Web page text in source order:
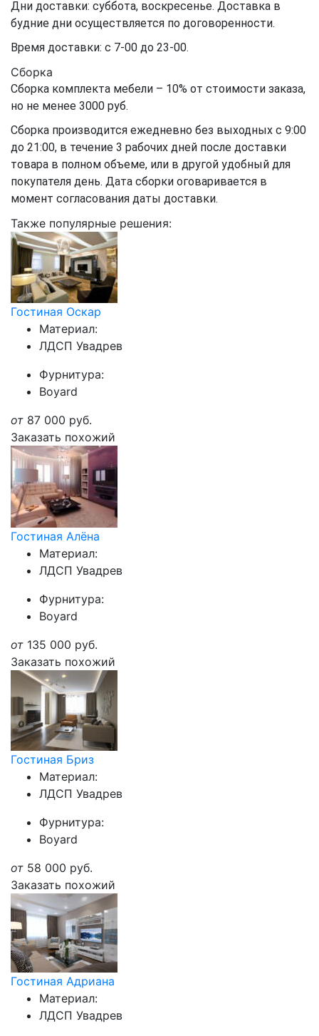
Дни доставки: суббота, воскресенье. Доставка в
будние дни осуществляется по договоренности.
Время доставки: с 7-00 до 23-00.
Сборка
Сборка комплекта мебели – 10% от стоимости заказа,
но не менее 3000 руб.
Сборка производится ежедневно без выходных с 9:00
до 21:00, в течение 3 рабочих дней после доставки
товара в полном объеме, или в другой удобный для
покупателя день. Дата сборки оговаривается в
момент согласования даты доставки.
Также популярные решения:
Гостиная Оскар
Материал:
ЛДСП Увадрев
Фурнитура:
Boyard
от 87 000 руб.
Заказать похожий
Гостиная Алёна
Материал:
ЛДСП Увадрев
Фурнитура:
Boyard
от 135 000 руб.
Заказать похожий
Гостиная Бриз
Материал:
ЛДСП Увадрев
Фурнитура:
Boyard
от 58 000 руб.
Заказать похожий
Гостиная Адриана
Материал:
ЛДСП Увадрев